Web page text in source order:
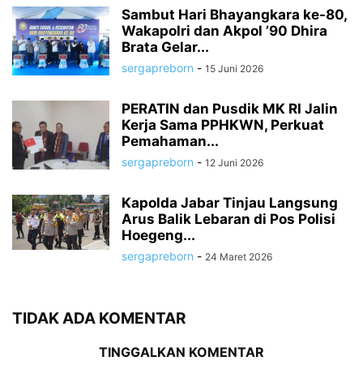
Sambut Hari Bhayangkara ke-80,
Wakapolri dan Akpol ’90 Dhira
Brata Gelar...
sergapreborn - 15 Juni 2026
PERATIN dan Pusdik MK RI Jalin
Kerja Sama PPHKWN, Perkuat
Pemahaman...
sergapreborn - 12 Juni 2026
Kapolda Jabar Tinjau Langsung
Arus Balik Lebaran di Pos Polisi
Hoegeng...
sergapreborn - 24 Maret 2026
TIDAK ADA KOMENTAR
TINGGALKAN KOMENTAR